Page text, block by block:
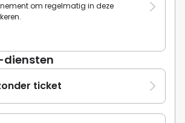
om regelmatig in deze
diensten
ticket